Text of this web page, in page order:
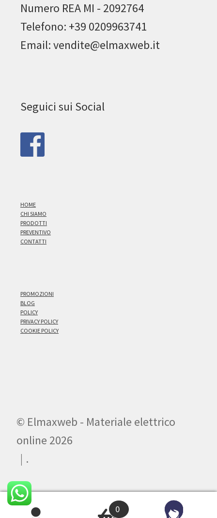
Numero REA MI - 2092764
Telefono: +39 0209963741
Email: vendite@elmaxweb.it
Seguici sui Social
HOME
CHI SIAMO
PRODOTTI
PREVENTIVO
CONTATTI
PROMOZIONI
BLOG
POLICY
PRIVACY POLICY
COOKIE POLICY
© Elmaxweb - Materiale elettrico
online 2026
.
0